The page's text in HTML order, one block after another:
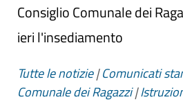
Consiglio Comunale dei
ieri l'insediamento
Tutte le notizie|Comunicati
Comunale dei Ragazzi|